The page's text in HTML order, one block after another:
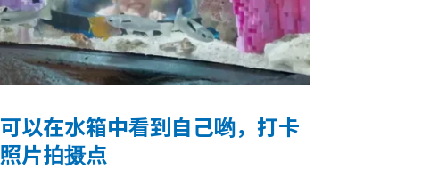
可以在水箱中看到自己哟，打卡
照片拍摄点